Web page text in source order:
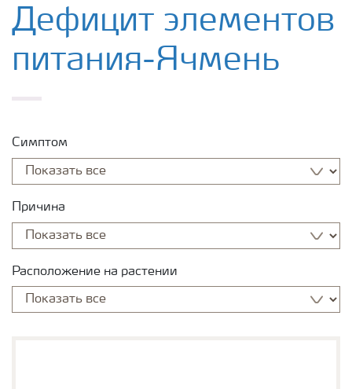
Удобрения Yara
Культуры
Хранение удобрений и их безопасность
Дефицит элементов
питания-Ячмень
Симптом
Причина
Расположение на растении